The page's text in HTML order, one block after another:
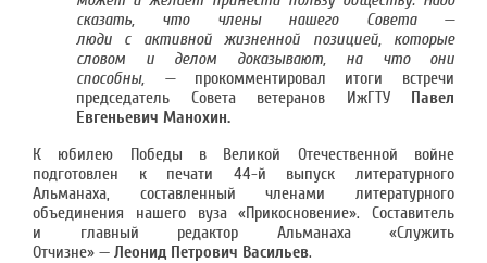
сказать, что
члены нашего Совета —
люди с активной жизненной позицией, которые
словом и делом доказывают, на что они
способны, — прокомментировал итоги встречи
председатель Совета ветеранов ИжГТУ Павел
Евгеньевич Манохин.
К юбилею Победы в Великой Отечественной войне
подготовлен к печати 44-й выпуск литературного
Альманаха, составленный членами литературного
объединения нашего вуза «Прикосновение». Составитель
и главный редактор Альманаха «Служить
Отчизне» — Леонид Петрович Васильев.